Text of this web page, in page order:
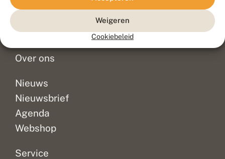
Weigeren
Cookiebeleid
Veelgestelde vragen
Doneer
Over ons
Nieuws
Nieuwsbrief
Agenda
Webshop
Service